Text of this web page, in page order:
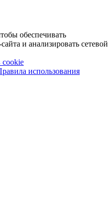
обеспечивать
и анализировать сетевой
cookie
использования